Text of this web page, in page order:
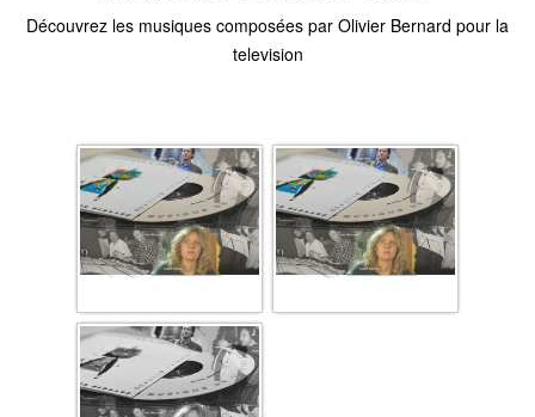
Découvrez les musiques composées par Olivier Bernard pour la
television